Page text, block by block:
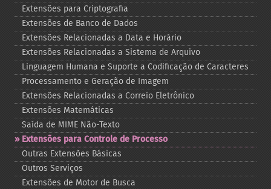
Extensões para Criptografia
Extensões de Banco de Dados
Extensões Relacionadas a Data e Horário
Extensões Relacionadas a Sistema de Arquivo
Linguagem Humana e Suporte a Codificação de Caracteres
Processamento e Geração de Imagem
Extensões Relacionadas a Correio Eletrônico
Extensões Matemáticas
Saída de MIME Não-​Texto
Extensões para Controle de Processo
Outras Extensões Básicas
Outros Serviços
Extensões de Motor de Busca